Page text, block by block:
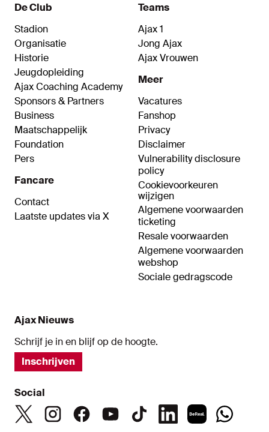
De Club
Stadion
Organisatie
Historie
Jeugdopleiding
Ajax Coaching Academy
Sponsors & Partners
Business
Maatschappelijk
Foundation
Pers
Fancare
Contact
Laatste updates via X
Teams
Ajax 1
Jong Ajax
Ajax Vrouwen
Meer
Vacatures
Fanshop
Privacy
Disclaimer
Vulnerability disclosure
policy
Cookievoorkeuren
wijzigen
Algemene voorwaarden
ticketing
Resale voorwaarden
Algemene voorwaarden
webshop
Sociale gedragscode
Ajax Nieuws
Schrijf je in en blijf op de hoogte.
Inschrijven
Social